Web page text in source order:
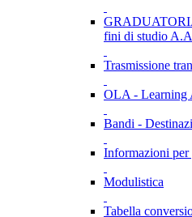
fini di studio
Trasmissione
OLA - Learning
Bandi -
Informazioni per
Modulistica
Tabella